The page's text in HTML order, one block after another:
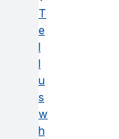
T
e
l
l
u
s
w
h